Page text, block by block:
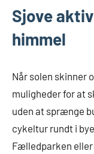
Sjove
himmel
Når solen skinner
muligheder for at
uden at sprænge
cykeltur rundt i
Fælledparken eller